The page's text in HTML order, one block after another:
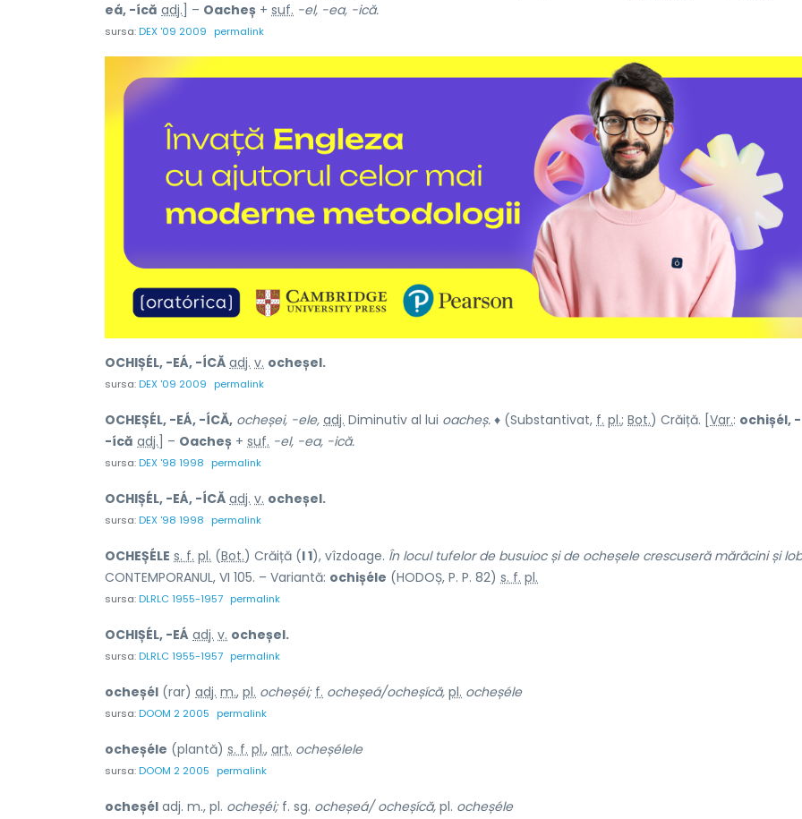
eá, -ícă adj. ] – Oacheș + suf. -el, -ea, -ică.
sursa:DEX '09 2009 permalink
OCHIȘÉL, -EÁ, -ÍCĂ adj. v. ocheșel.
sursa:DEX '09 2009 permalink
OCHEȘÉL, -EÁ, -ÍCĂ, ocheșei, -ele, adj. Diminutiv al lui oacheș. ♦ (Substantivat, f. pl.; Bot.) Crăiță. [Var.: ochișél,
-ícă adj.] – Oacheș + suf. -el, -ea, -ică.
sursa:DEX '98 1998 permalink
OCHIȘÉL, -EÁ, -ÍCĂ adj. v. ocheșel.
sursa:DEX '98 1998 permalink
OCHEȘÉLE s. f. pl. (Bot.) Crăiță (I 1), vîzdoage. În locul tufelor de busuioc și de ocheșele crescuseră mărăcini și
CONTEMPORANUL, VI 105. – Variantă: ochișéle (HODOȘ, P. P. 82) s. f. pl.
sursa:DLRLC 1955-1957 permalink
OCHIȘÉL, -EÁ adj. v. ocheșel.
sursa:DLRLC 1955-1957 permalink
ocheșél (rar) adj. m., pl. ocheșéi; f. ocheșeá/ocheșícă, pl. ocheșéle
sursa:DOOM 2 2005 permalink
ocheșéle (plantă) s. f. pl., art. ocheșélele
sursa:DOOM 2 2005 permalink
ocheșél adj. m., pl. ocheșéi;f. sg. ocheșeá/ ocheșícă, pl. ocheșéle